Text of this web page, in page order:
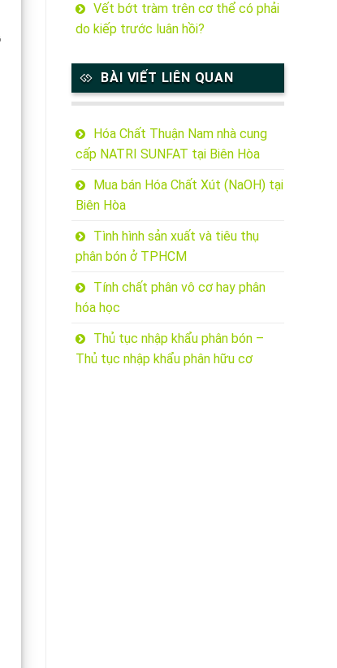
Vết bớt tràm trên cơ thể có phải
do kiếp trước luân hồi?
BÀI VIẾT LIÊN QUAN
Hóa Chất Thuận Nam nhà cung
cấp NATRI SUNFAT tại Biên Hòa
Mua bán Hóa Chất Xút (NaOH) tại
Biên Hòa
Tình hình sản xuất và tiêu thụ
phân bón ở TPHCM
Tính chất phân vô cơ hay phân
hóa học
Thủ tục nhập khẩu phân bón –
Thủ tục nhập khẩu phân hữu cơ